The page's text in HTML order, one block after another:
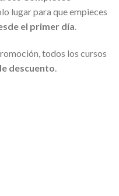
lugar para que empieces
el primer día.
todos los cursos
descuento.